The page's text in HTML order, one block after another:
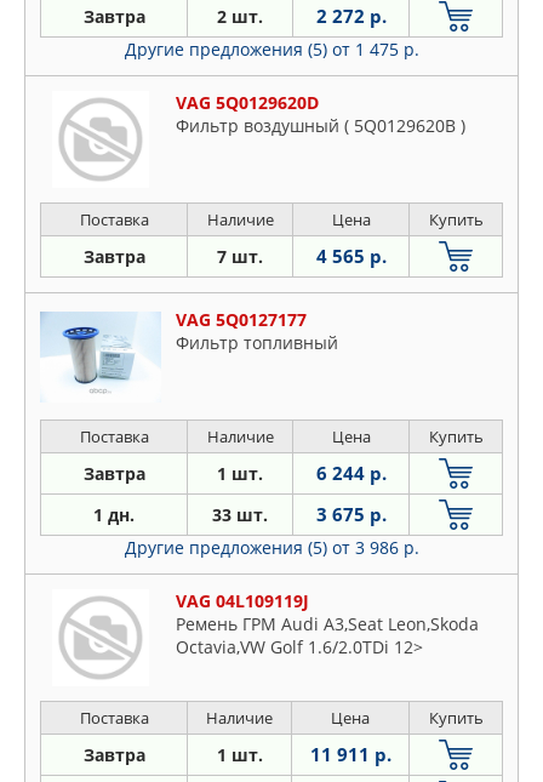
Завтра 2 шт. 2 272 р.
Другие предложения (5) от 1 475 р.
VAG 5Q0129620D
Фильтр воздушный ( 5Q0129620B )
Поставка Наличие Цена Купить
Завтра 7 шт. 4 565 р.
VAG 5Q0127177
Фильтр топливный
Поставка Наличие Цена Купить
Завтра 1 шт. 6 244 р.
1 дн. 33 шт. 3 675 р.
Другие предложения (5) от 3 986 р.
VAG 04L109119J
Ремень ГРМ Audi A3,Seat Leon,Skoda
Octavia,VW Golf 1.6/2.0TDi 12>
Поставка Наличие Цена Купить
Завтра 1 шт. 11 911 р.